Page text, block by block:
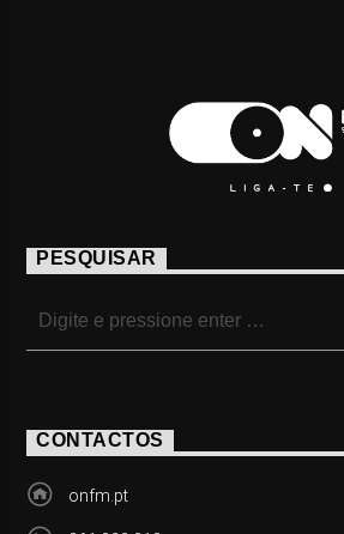
PESQUISAR
CONTACTOS
onfm.pt